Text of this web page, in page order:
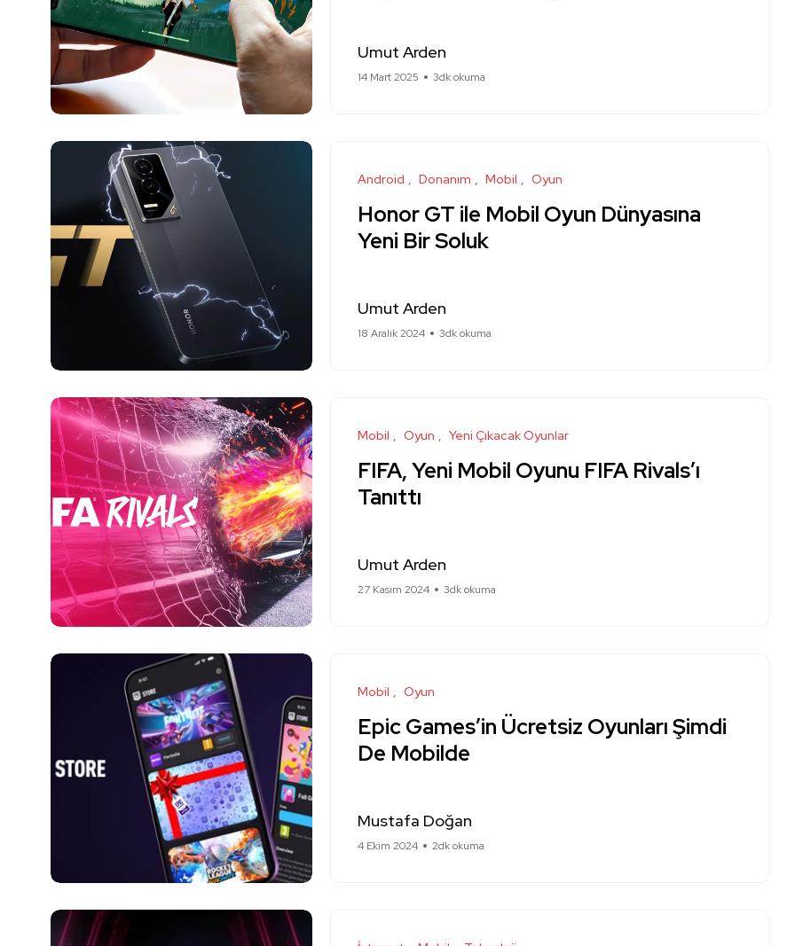
Umut Arden
14 Mart 2025 3dk okuma
Android Donanım Mobil Oyun
Honor GT ile Mobil Oyun Dünyasına
Yeni Bir Soluk
Umut Arden
18 Aralık 2024 3dk okuma
Mobil Oyun Yeni Çıkacak Oyunlar
FIFA, Yeni Mobil Oyunu FIFA Rivals’ı
Tanıttı
Umut Arden
27 Kasım 2024 3dk okuma
Mobil Oyun
Epic Games’in Ücretsiz Oyunları Şimdi
De Mobilde
Mustafa Doğan
4 Ekim 2024 2dk okuma